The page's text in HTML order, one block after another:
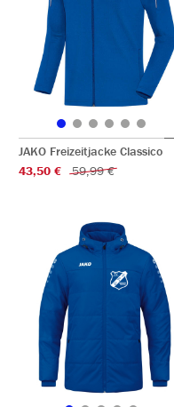
JAKO Freizeitjacke Classico
43,50 €
59,99 €